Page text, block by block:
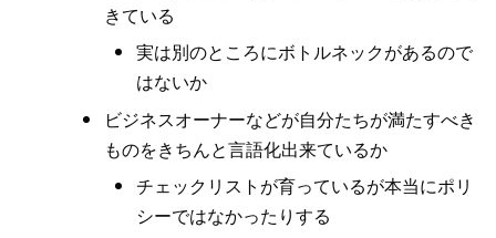
きている
実は別のところにボトルネックがあるので
はないか
ビジネスオーナーなどが自分たちが満たすべき
ものをきちんと言語化出来ているか
チェックリストが育っているが本当にポリ
シーではなかったりする